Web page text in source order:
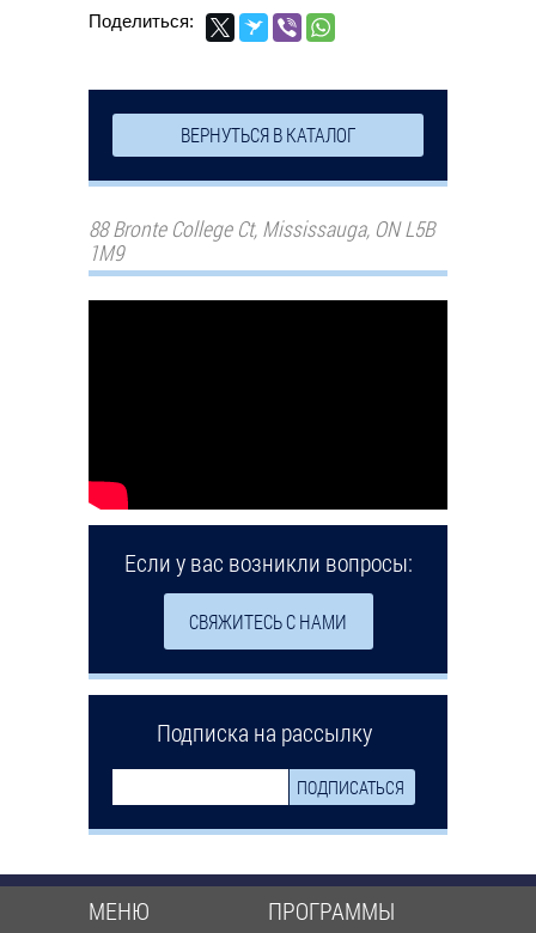
Поделиться:
ВЕРНУТЬСЯ В КАТАЛОГ
88 Bronte College Ct, Mississauga, ON L5B
1M9
Если у вас возникли вопросы:
СВЯЖИТЕСЬ С НАМИ
Подписка на рассылку
МЕНЮ ПРОГРАММЫ